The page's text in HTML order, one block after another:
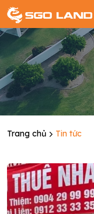
Trang chủ Tin tức